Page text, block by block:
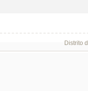
Distrito